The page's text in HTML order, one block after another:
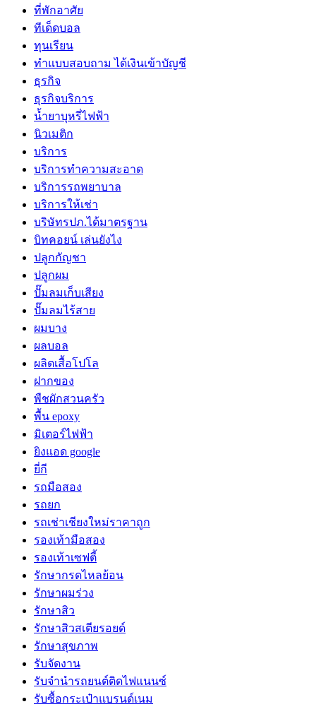
ที่พักอาศัย
ทีเด็ดบอล
ทุนเรียน
ทําแบบสอบถาม ได้เงินเข้าบัญชี
ธุรกิจ
ธุรกิจบริการ
น้ำยาบุหรี่ไฟฟ้า
นิวเมติก
บริการ
บริการทำความสะอาด
บริการรถพยาบาล
บริการให้เช่า
บริษัทรปภ.ได้มาตรฐาน
บิทคอยน์ เล่นยังไง
ปลูกกัญชา
ปลูกผม
ปั๊มลมเก็บเสียง
ปั๊มลมไร้สาย
ผมบาง
ผลบอล
ผลิตเสื้อโปโล
ฝากของ
พืชผักสวนครัว
พื้น epoxy
มิเตอร์ไฟฟ้า
ยิงแอด google
ยี่กี
รถมือสอง
รถยก
รถเช่าเชียงใหม่ราคาถูก
รองเท้ามือสอง
รองเท้าเซฟตี้
รักษากรดไหลย้อน
รักษาผมร่วง
รักษาสิว
รักษาสิวสเตียรอยด์
รักษาสุขภาพ
รับจัดงาน
รับจํานํารถยนต์ติดไฟแนนซ์
รับซื้อกระเป๋าแบรนด์เนม